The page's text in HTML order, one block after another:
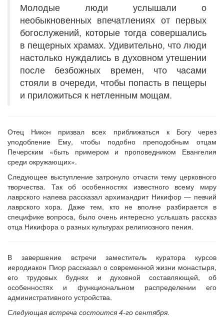
Молодые люди услышали о
необыкновенных впечатлениях от первых
богослужений, которые тогда совершались
в пещерных храмах. Удивительно, что люди
настолько нуждались в духовном утешении
после безбожных времен, что часами
стояли в очереди, чтобы попасть в пещеры
и приложиться к нетленным мощам.
Отец Никон призвал всех приближаться к Богу через
уподобление Ему, чтобы подобно преподобным отцам
Печерским «быть примером и проповедником Евангелия
среди окружающих».
Следующее выступление затронуло отчасти тему церковного
творчества. Так об особенностях известного всему миру
лаврского напева рассказал архимандрит Никифор — певчий
лаврского хора. Даже тем, кто не вполне разбирается в
специфике вопроса, было очень интересно услышать рассказ
отца Никифора о разных культурах религиозного пения.
В завершение встречи заместитель куратора курсов
иеродиакон Пиор рассказал о современной жизни монастыря,
его трудовых буднях и духовной составляющей, об
особенностях и функциональном распределении его
административного устройства.
Следующая встреча состоится 4-го сентября.